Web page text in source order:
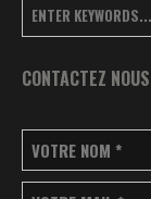
CONTACTEZ NOUS
VOTRE NOM *